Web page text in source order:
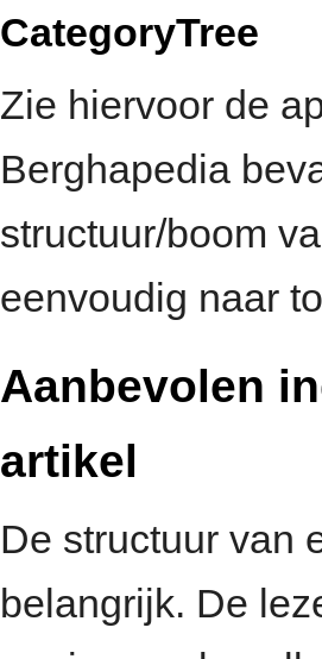
CategoryTree
Zie hiervoor de
Berghapedia
structuur/boom
eenvoudig naar
Aanbevolen
artikel
De structuur van
belangrijk. De